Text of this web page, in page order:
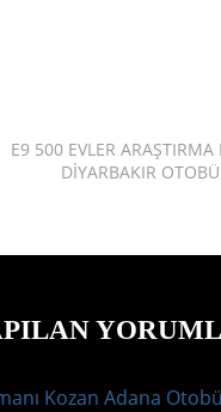
E9 500 EVLER ARAŞTIRMA
DIYARBAKIR
Kozan Adana